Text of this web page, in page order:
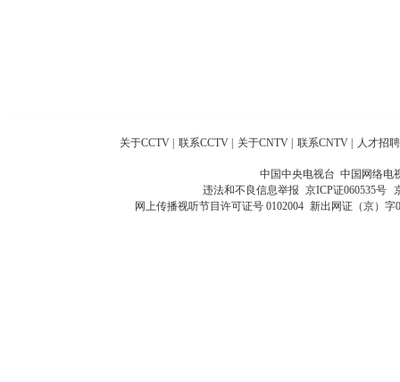
关于CCTV 联系CCTV 关于CNTV 联系CNTV 人才招聘
中国中央电视台 中国网络电
违法和不良信息举报 京ICP证060535号
网上传播视听节目许可证号 0102004 新出网证（京）